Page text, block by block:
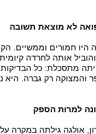
לא מוצאת תשובה
היו חמורים וממשיים.
אותה לחרדה
מתסכלת: כל הבדיקות
רק גברה. היא
למרות הספק